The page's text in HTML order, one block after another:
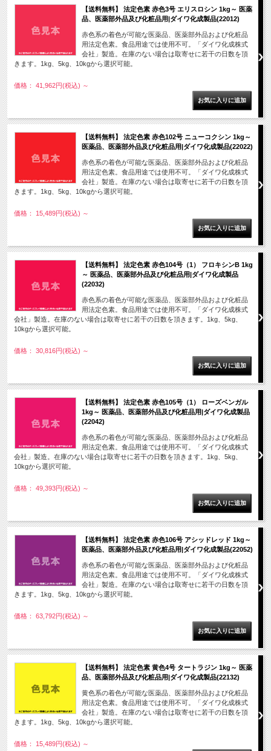
【送料無料】 法定色素 赤色3号 エリスロシン 1kg～ 医薬
品、医薬部外品及び化粧品用|ダイワ化成製品(22012)
赤色系の着色が可能な医薬品、医薬部外品および化粧品
用法定色素。食品用途では使用不可。「ダイワ化成株式
会社」製造。在庫のない場合は取寄せに若干の日数を頂
きます。1kg、5kg、10kgから選択可能。
価格： 41,962円(税込) ～
【送料無料】 法定色素 赤色102号 ニューコクシン 1kg～
医薬品、医薬部外品及び化粧品用|ダイワ化成製品(22022)
赤色系の着色が可能な医薬品、医薬部外品および化粧品
用法定色素。食品用途では使用不可。「ダイワ化成株式
会社」製造。在庫のない場合は取寄せに若干の日数を頂
きます。1kg、5kg、10kgから選択可能。
価格： 15,489円(税込) ～
【送料無料】 法定色素 赤色104号（1） フロキシンB 1kg
～ 医薬品、医薬部外品及び化粧品用|ダイワ化成製品
(22032)
赤色系の着色が可能な医薬品、医薬部外品および化粧品
用法定色素。食品用途では使用不可。「ダイワ化成株式
会社」製造。在庫のない場合は取寄せに若干の日数を頂きます。1kg、5kg、
10kgから選択可能。
価格： 30,816円(税込) ～
【送料無料】 法定色素 赤色105号（1） ローズベンガル
1kg～ 医薬品、医薬部外品及び化粧品用|ダイワ化成製品
(22042)
赤色系の着色が可能な医薬品、医薬部外品および化粧品
用法定色素。食品用途では使用不可。「ダイワ化成株式
会社」製造。在庫のない場合は取寄せに若干の日数を頂きます。1kg、5kg、
10kgから選択可能。
価格： 49,393円(税込) ～
【送料無料】 法定色素 赤色106号 アシッドレッド 1kg～
医薬品、医薬部外品及び化粧品用|ダイワ化成製品(22052)
赤色系の着色が可能な医薬品、医薬部外品および化粧品
用法定色素。食品用途では使用不可。「ダイワ化成株式
会社」製造。在庫のない場合は取寄せに若干の日数を頂
きます。1kg、5kg、10kgから選択可能。
価格： 63,792円(税込) ～
【送料無料】 法定色素 黄色4号 タートラジン 1kg～ 医薬
品、医薬部外品及び化粧品用|ダイワ化成製品(22132)
黄色系の着色が可能な医薬品、医薬部外品および化粧品
用法定色素。食品用途では使用不可。「ダイワ化成株式
会社」製造。在庫のない場合は取寄せに若干の日数を頂
きます。1kg、5kg、10kgから選択可能。
価格： 15,489円(税込) ～